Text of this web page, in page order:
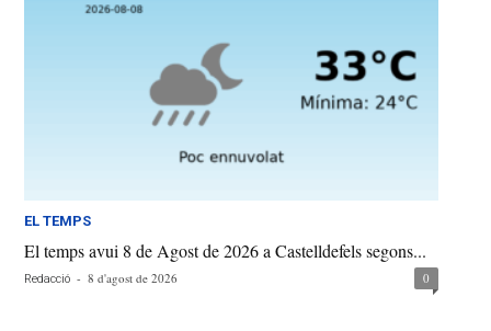
EL TEMPS
El temps avui 8 de Agost de 2026 a Castelldefels segons...
Redacció - 8 d'agost de 2026 0